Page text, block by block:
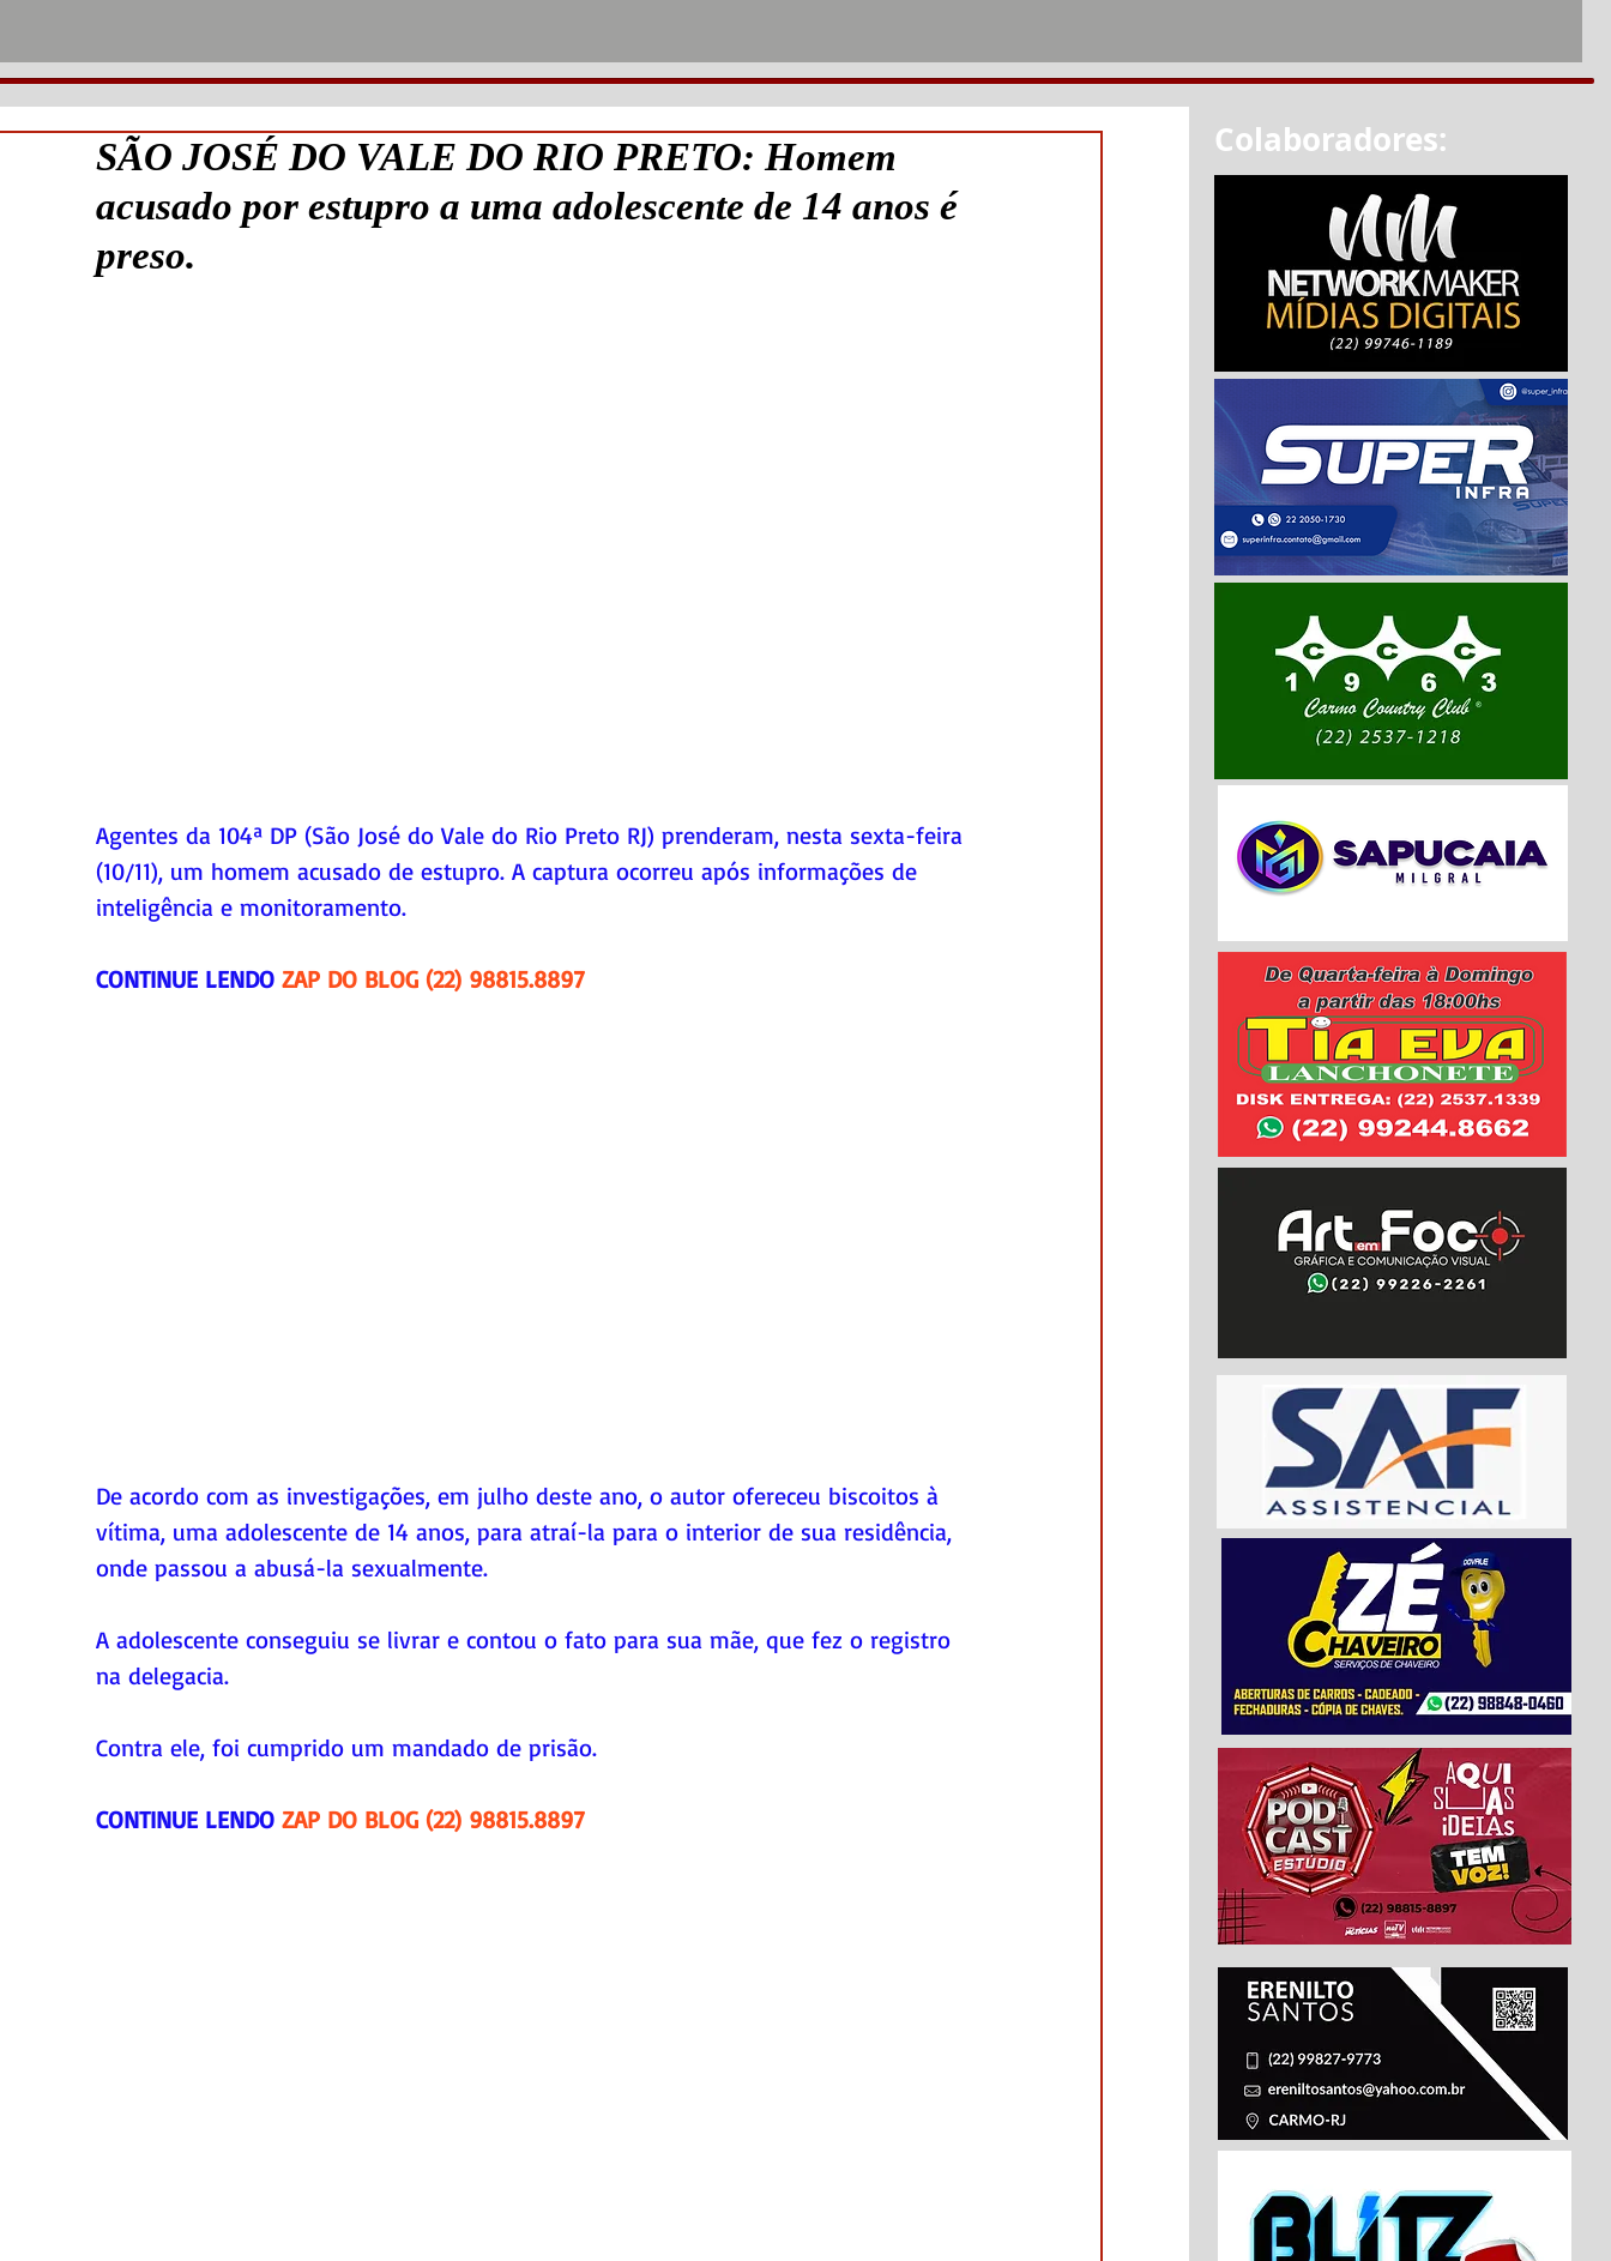
SÃO JOSÉ DO VALE DO RIO PRETO: Homem
acusado por estupro a uma adolescente de 14 anos é
preso.
Agentes da 104ª DP (São José do Vale do Rio Preto RJ) prenderam, nesta sexta-feira
(10/11), um homem acusado de estupro. A captura ocorreu após informações de
inteligência e monitoramento.
CONTINUE LENDO ZAP DO BLOG (22) 98815.8897
De acordo com as investigações, em julho deste ano, o autor ofereceu biscoitos à
vítima, uma adolescente de 14 anos, para atraí-la para o interior de sua residência,
onde passou a abusá-la sexualmente.
A adolescente conseguiu se livrar e contou o fato para sua mãe, que fez o registro
na delegacia.
Contra ele, foi cumprido um mandado de prisão.
CONTINUE LENDO ZAP DO BLOG (22) 98815.8897
Colaboradores: